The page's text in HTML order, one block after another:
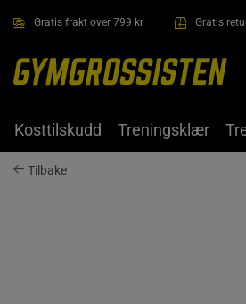
Gratis frakt over 799 kr Gratis
Kosttilskudd Treningsklær
Tilbake